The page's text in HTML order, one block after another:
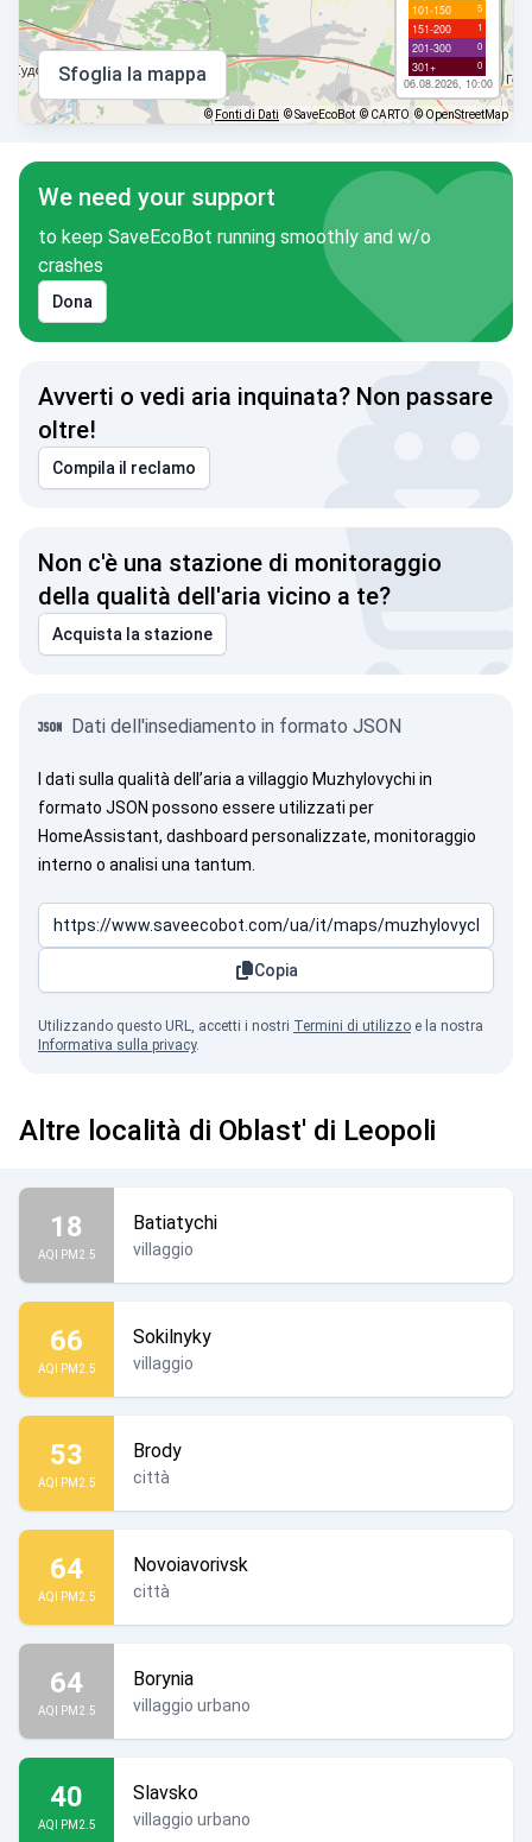
101-150 5
151-200 1
201-300 0
301+ 0
06.08.2026, 10:00
Sfoglia la mappa
© Fonti di Dati © SaveEcoBot © CARTO © OpenStreetMap
We need your support
to keep SaveEcoBot running smoothly and w/o
crashes
Dona
Avverti o vedi aria inquinata? Non passare
oltre!
Compila il reclamo
Non c'è una stazione di monitoraggio
della qualità dell'aria vicino a te?
Acquista la stazione
Dati dell'insediamento in formato JSON
I dati sulla qualità dell’aria a villaggio Muzhylovychi in
formato JSON possono essere utilizzati per
HomeAssistant, dashboard personalizzate, monitoraggio
interno o analisi una tantum.
Copia
Utilizzando questo URL, accetti i nostri Termini di utilizzo e la nostra
Informativa sulla privacy.
Altre località di Oblast' di Leopoli
18
AQI PM2.5
Batiatychi
villaggio
66
AQI PM2.5
Sokilnyky
villaggio
53
AQI PM2.5
Brody
città
64
AQI PM2.5
Novoiavorivsk
città
64
AQI PM2.5
Borynia
villaggio urbano
40
AQI PM2.5
Slavsko
villaggio urbano